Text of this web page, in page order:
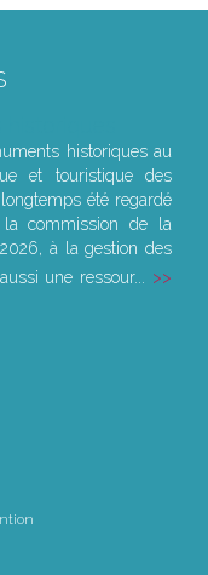
historiques au
et touristique des
été regardé
commission de la
à la gestion des
une ressour...